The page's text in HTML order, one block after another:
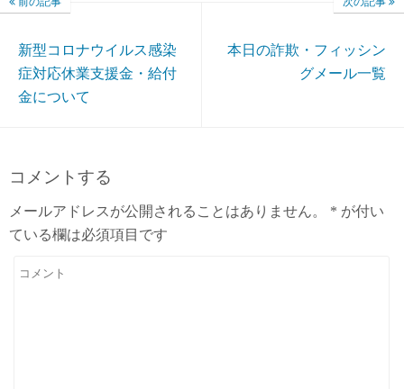
新型コロナウイルス感染
症対応休業支援金・給付
金について
本日の詐欺・フィッシン
グメール一覧
コメントする
メールアドレスが公開されることはありません。 * が付い
ている欄は必須項目です